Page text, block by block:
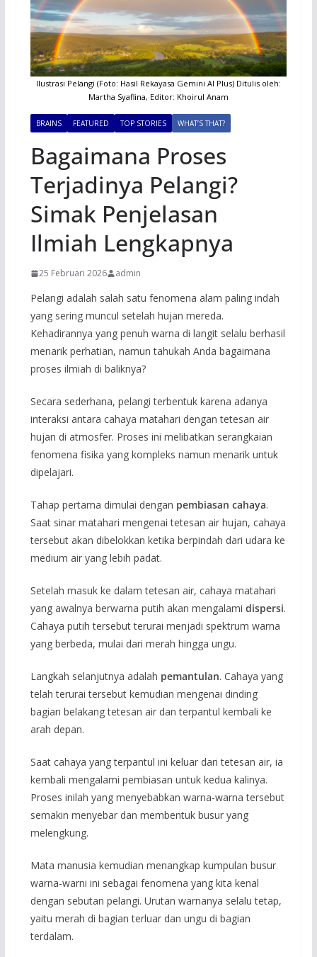
Ilustrasi Pelangi (Foto: Hasil Rekayasa Gemini AI Plus) Ditulis oleh:
Martha Syaflina, Editor: Khoirul Anam
BRAINS FEATURED TOP STORIES WHAT’S THAT?
Bagaimana Proses
Terjadinya Pelangi?
Simak Penjelasan
Ilmiah Lengkapnya
25 Februari 2026 admin
Pelangi adalah salah satu fenomena alam paling indah
yang sering muncul setelah hujan mereda.
Kehadirannya yang penuh warna di langit selalu berhasil
menarik perhatian, namun tahukah Anda bagaimana
proses ilmiah di baliknya?
Secara sederhana, pelangi terbentuk karena adanya
interaksi antara cahaya matahari dengan tetesan air
hujan di atmosfer. Proses ini melibatkan serangkaian
fenomena fisika yang kompleks namun menarik untuk
dipelajari.
Tahap pertama dimulai dengan pembiasan cahaya.
Saat sinar matahari mengenai tetesan air hujan, cahaya
tersebut akan dibelokkan ketika berpindah dari udara ke
medium air yang lebih padat.
Setelah masuk ke dalam tetesan air, cahaya matahari
yang awalnya berwarna putih akan mengalami dispersi.
Cahaya putih tersebut terurai menjadi spektrum warna
yang berbeda, mulai dari merah hingga ungu.
Langkah selanjutnya adalah pemantulan. Cahaya yang
telah terurai tersebut kemudian mengenai dinding
bagian belakang tetesan air dan terpantul kembali ke
arah depan.
Saat cahaya yang terpantul ini keluar dari tetesan air, ia
kembali mengalami pembiasan untuk kedua kalinya.
Proses inilah yang menyebabkan warna-warna tersebut
semakin menyebar dan membentuk busur yang
melengkung.
Mata manusia kemudian menangkap kumpulan busur
warna-warni ini sebagai fenomena yang kita kenal
dengan sebutan pelangi. Urutan warnanya selalu tetap,
yaitu merah di bagian terluar dan ungu di bagian
terdalam.